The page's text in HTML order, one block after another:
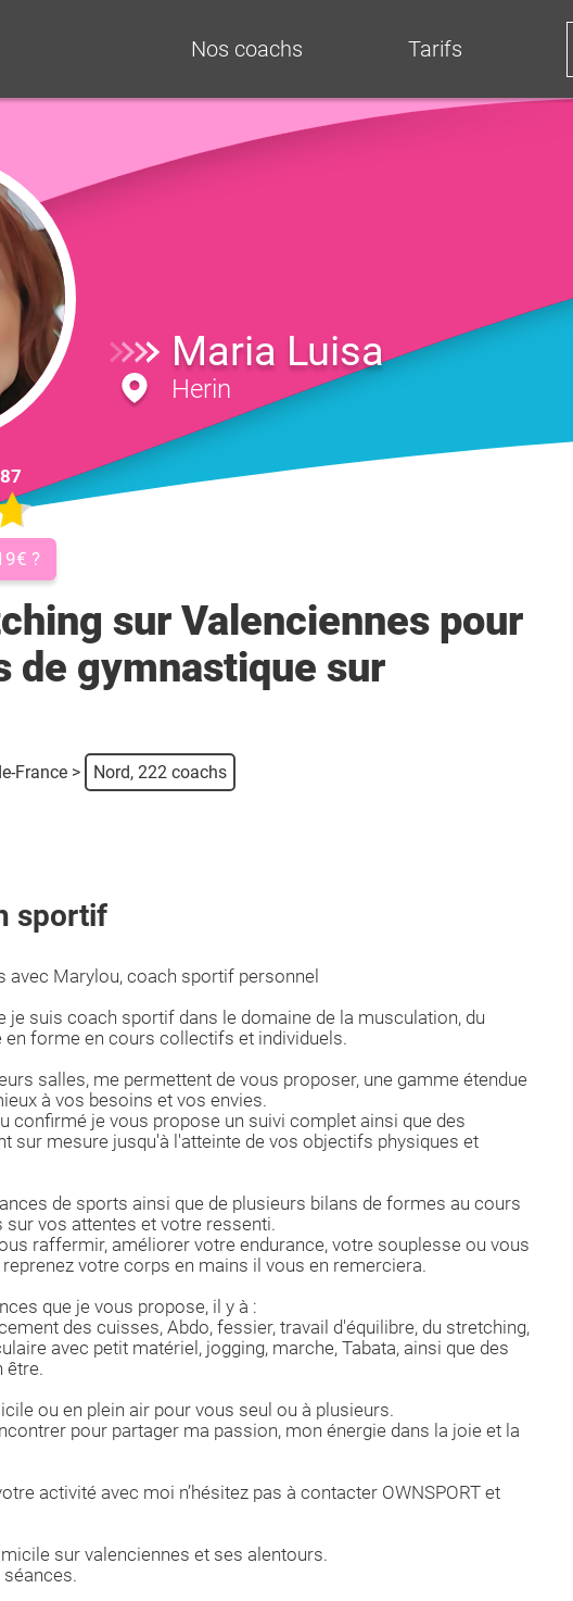
Nos coachs Tarifs
?
Maria Luisa
Herin
sur Valenciennes pour
de gymnastique sur
France > Nord, 222 coachs
sportif
avec Marylou, coach sportif personnel
je suis coach sportif dans le domaine de la musculation, du
forme en cours collectifs et individuels.
salles, me permettent de vous proposer, une gamme étendue
à vos besoins et vos envies.
confirmé je vous propose un suivi complet ainsi que des
sur mesure jusqu'à l'atteinte de vos objectifs physiques et
de sports ainsi que de plusieurs bilans de formes au cours
vos attentes et votre ressenti.
raffermir, améliorer votre endurance, votre souplesse ou vous
votre corps en mains il vous en remerciera.
que je vous propose, il y à :
des cuisses, Abdo, fessier, travail d'équilibre, du stretching,
avec petit matériel, jogging, marche, Tabata, ainsi que des
être.
ou en plein air pour vous seul ou à plusieurs.
pour partager ma passion, mon énergie dans la joie et la
activité avec moi n’hésitez pas à contacter OWNSPORT et
sur valenciennes et ses alentours.